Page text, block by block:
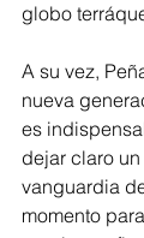
globo
A su vez,
nueva
es
dejar claro
vanguardia
momento